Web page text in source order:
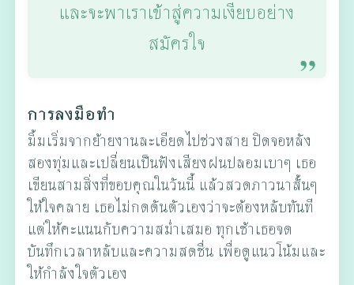
และจะพาเราเข้าสู่ความเงียบอย่าง
สมัครใจ
การลงมือทำ
มิ้มเริ่มจากย้ายงานละเอียดไปช่วงสาย ปิดจอหลัง
สองทุ่มและเปลี่ยนเป็นฟังเสียงฝนปลอมเบาๆ เธอ
เขียนสามสิ่งที่ขอบคุณในวันนี้ แล้วสวดภาวนาสั้นๆ
ให้ใจคลาย เธอไม่กดดันตัวเองว่าจะต้องหลับทันที
แต่ให้คะแนนกับความสม่ำเสมอ ทุกเช้าเธอจด
บันทึกเวลาหลับและความสดชื่น เพื่อดูแนวโน้มและ
ให้กำลังใจตัวเอง